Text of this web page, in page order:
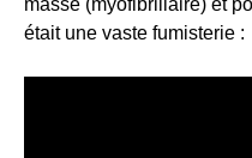
était une vaste fumisterie :